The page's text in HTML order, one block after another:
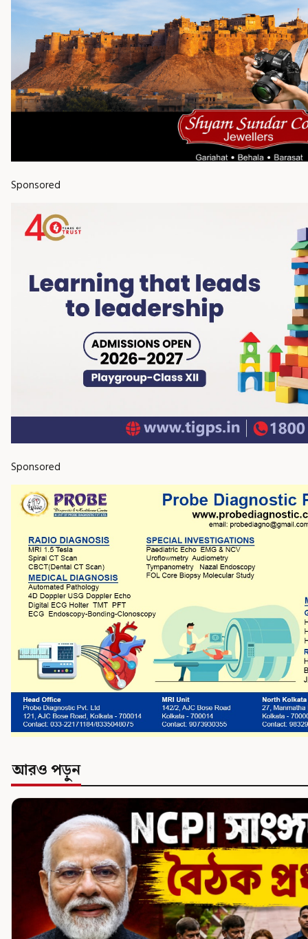
Sponsored
Sponsored
আরও পড়ুন